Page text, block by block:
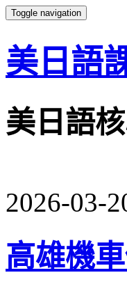
Toggle navigation
美日語
美日語
2026-03-
高雄機